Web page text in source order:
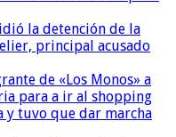
la detención de la
principal acusado
de «Los Monos» a
para a ir al shopping
y tuvo que dar marcha